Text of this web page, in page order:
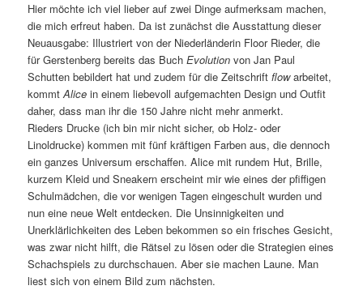
Hier möchte ich viel lieber auf zwei Dinge aufmerksam machen,
die mich erfreut haben. Da ist zunächst die Ausstattung dieser
Neuausgabe: Illustriert von der Niederländerin Floor Rieder, die
für Gerstenberg bereits das BuchEvolution von Jan Paul
Schutten bebildert hat und zudem für die Zeitschriftflowarbeitet,
kommtAlice in einem liebevoll aufgemachten Design und Outfit
daher, dass man ihr die 150 Jahre nicht mehr anmerkt.
Rieders Drucke (ich bin mir nicht sicher, ob Holz- oder
Linoldrucke) kommen mit fünf kräftigen Farben aus, die dennoch
ein ganzes Universum erschaffen. Alice mit rundem Hut, Brille,
kurzem Kleid und Sneakern erscheint mir wie eines der pfiffigen
Schulmädchen, die vor wenigen Tagen eingeschult wurden und
nun eine neue Welt entdecken. Die Unsinnigkeiten und
Unerklärlichkeiten des Leben bekommen so ein frisches Gesicht,
was zwar nicht hilft, die Rätsel zu lösen oder die Strategien eines
Schachspiels zu durchschauen. Aber sie machen Laune. Man
liest sich von einem Bild zum nächsten.